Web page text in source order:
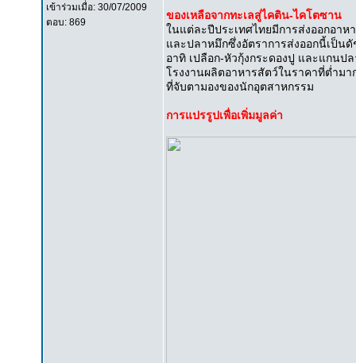
เข้าร่วมเมื่อ: 30/07/2009
ตอบ: 869
ของเหลือจากทะเลสู่ไคติน-ไคโตซาน
ในแต่ละปีประเทศไทยมีการส่งออกอา
และปลาหมึกซึ่งอัตราการส่งออกนี้เป็น
อาทิ เปลือก-หัวกุ้งกระดองปู และแกนป
โรงงานผลิตอาหารสัตว์ในราคาที่ต่ำม
ที่จับตามองของนักอุตสาหกรรม
การแปรรูปเพื่อเพิ่มมูลค่า